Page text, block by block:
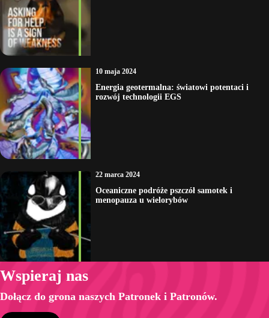
10 maja 2024
Energia geotermalna: światowi potentaci i
rozwój technologii EGS
22 marca 2024
Oceaniczne podróże pszczół samotek i
menopauza u wielorybów
Wspieraj nas
Dołącz do grona naszych Patronek i Patronów.